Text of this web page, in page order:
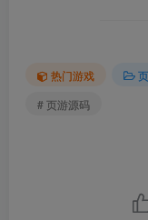
热门游戏
# 页游源码